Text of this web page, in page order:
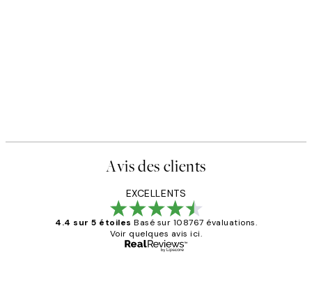
Avis des clients
EXCELLENTS
4.4 sur 5 étoiles Basé sur 108767 évaluations.
Voir quelques avis ici.